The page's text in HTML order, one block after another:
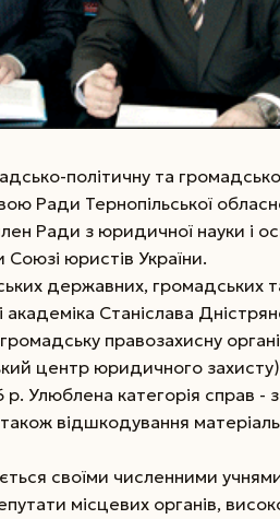
політичну та
Ради Тернопільської
Ради з юридичної науки і
юристів України.
державних, громадських
академіка Станіслава
правозахисну
центр юридичного
Улюблена категорія справ -
також відшкодування
своїми численними
місцевих органів,